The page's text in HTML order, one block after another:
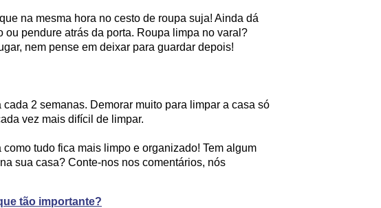
na mesma hora no cesto de roupa suja! Ainda dá
ou pendure atrás da porta. Roupa limpa no varal?
nem pense em deixar para guardar depois!
cada 2 semanas. Demorar muito para limpar a casa só
vez mais difícil de limpar.
tudo fica mais limpo e organizado! Tem algum
sua casa? Conte-nos nos comentários, nós
tão importante?